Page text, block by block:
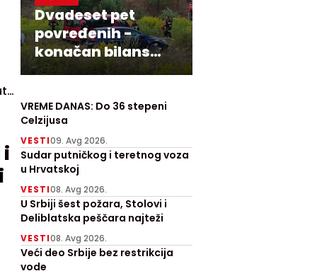
Dvadeset pet
povređenih -
konačan bilans
nesreće u
VREME DANAS: Do 36 stepeni
Celzijusa
VESTI09. Avg 2026.
Sudar putničkog i teretnog voza
u Hrvatskoj
VESTI08. Avg 2026.
U Srbiji šest požara, Stolovi i
Deliblatska peščara najteži
VESTI08. Avg 2026.
Veći deo Srbije bez restrikcija
vode